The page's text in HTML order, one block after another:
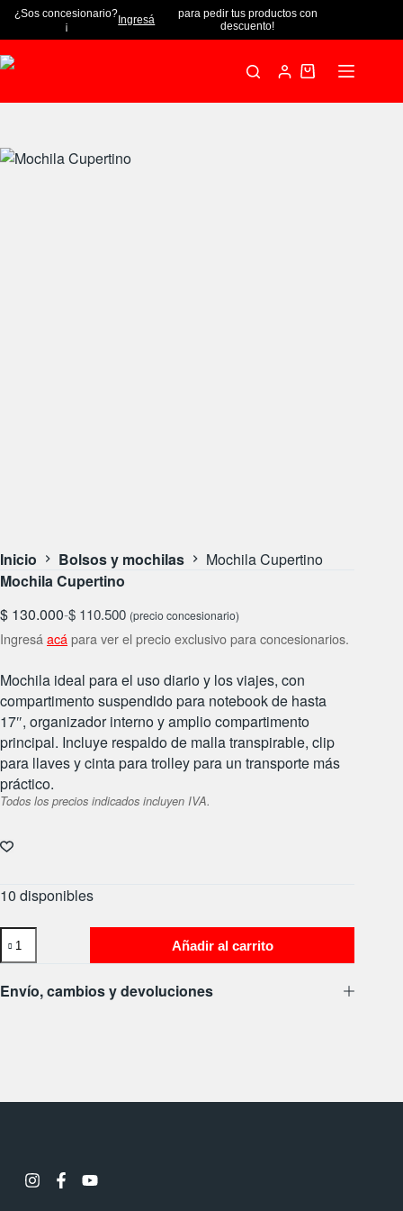
¿Sos concesionario?
¡
Ingresá
para pedir tus productos con
descuento!
Mochila Cupertino Añadir al carrito
Inicio Bolsos y mochilas
Mochila Cupertino
Mochila Cupertino
$ 130.000-$ 110.500 (precio concesionario)
Ingresáacápara ver el precio exclusivo para concesionarios.
Mochila ideal para el uso diario y los viajes, con
compartimento suspendido para notebook de hasta
17″, organizador interno y amplio compartimento
principal. Incluye respaldo de malla transpirable, clip
para llaves y cinta para trolley para un transporte más
práctico.
Todos los precios indicados incluyen IVA.
10 disponibles
Añadir al carrito
Envío, cambios y devoluciones